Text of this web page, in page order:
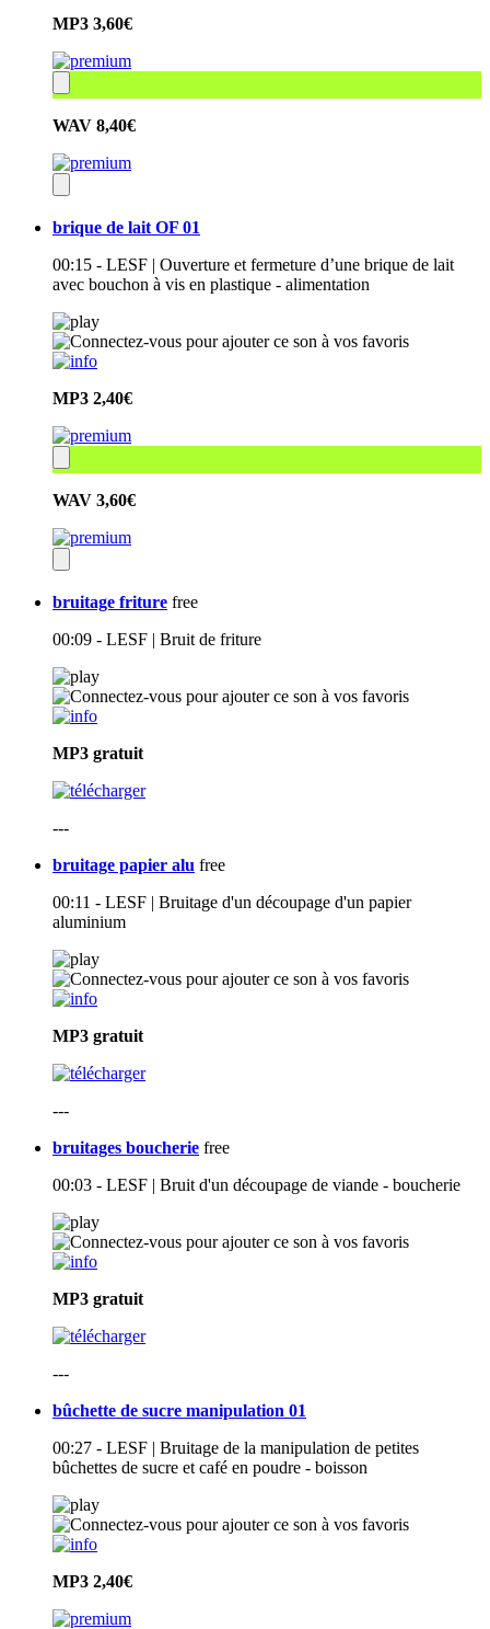
MP3 3,60€
WAV 8,40€
brique de lait OF 01
00:15 - LESF | Ouverture et fermeture d’une brique de lait
avec bouchon à vis en plastique - alimentation
MP3 2,40€
WAV 3,60€
bruitage friture free
00:09 - LESF | Bruit de friture
MP3 gratuit
---
bruitage papier alu free
00:11 - LESF | Bruitage d'un découpage d'un papier
aluminium
MP3 gratuit
---
bruitages boucherie free
00:03 - LESF | Bruit d'un découpage de viande - boucherie
MP3 gratuit
---
bûchette de sucre manipulation 01
00:27 - LESF | Bruitage de la manipulation de petites
bûchettes de sucre et café en poudre - boisson
MP3 2,40€